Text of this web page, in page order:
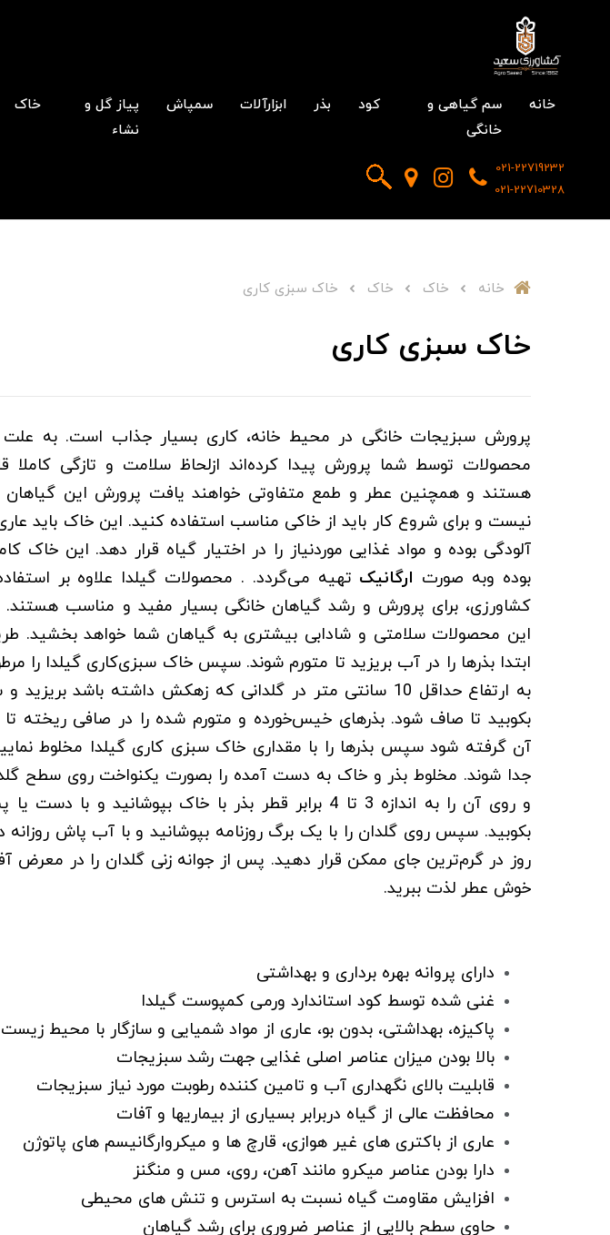
خانه
سم گیاهی و
خانگی
کود بذر ابزارآلات سمپاش
پیاز گل و
نشاء
خاک
021-22719232
021-22710328
خانه خاک خاک خاک سبزی کاری
خاک سبزی کاری
پرورش سبزیجات خانگی در محیط خانه، کاری بسیار جذاب است. به علت
محصولات توسط شما پرورش پیدا کرده‌اند ازلحاظ سلامت و تازگی کاملا
هستند و همچنین عطر و طمع متفاوتی خواهند یافت پرورش این
نیست و برای شروع کار باید از خاکی مناسب استفاده کنید. این خاک باید
آلودگی بوده و مواد غذایی موردنیاز را در اختیار گیاه قرار دهد. این خاک
بوده وبه صورت ارگانیک تهیه می‌گردد. . محصولات گیلدا علاوه بر
کشاورزی، برای پرورش و رشد گیاهان خانگی بسیار مفید و مناسب هستند.
این محصولات سلامتی و شادابی بیشتری به گیاهان شما خواهد بخشید.
ابتدا بذرها را در آب بریزید تا متورم شوند. سپس خاک سبزی‌کاری گیلدا را
به ارتفاع حداقل 10 سانتی‌ متر در گلدانی که زهکش داشته باشد
بکوبید تا صاف شود. بذرهای خیس‌خورده و متورم شده را در صافی ریخته
آن گرفته شود سپس بذرها را با مقداری خاک سبزی کاری گیلدا مخلوط
جدا شوند. مخلوط بذر و خاک به دست آمده را بصورت یکنواخت روی سطح
و روی آن را به اندازه 3 تا 4 برابر قطر بذر با خاک بپوشانید و با
بكوبيد. سپس روی گلدان را با يک برگ روزنامه بپوشانید و با آب پاش
روز در گرم‌ترین جای ممکن قرار دهید. پس از جوانه زنی گلدان را در معرض
خوش عطر لذت ببرید.
دارای پروانه بهره برداری و بهداشتی
غنی شده توسط کود استاندارد ورمی کمپوست گیلدا
پاکیزه، بهداشتی، بدون بو، عاری از مواد شمیایی و سازگار با محیط زیست
بالا بودن میزان عناصر اصلی غذایی جهت رشد سبزیجات
قابلیت بالای نگهداری آب و تامین کننده رطوبت مورد نیاز سبزیجات
محافظت عالی از گیاه دربرابر بسیاری از بیماریها و آفات
عاری از باکتری های غیر هوازی، قارچ ها و میکروارگانیسم های پاتوژن
دارا بودن عناصر میکرو مانند آهن، روی، مس و منگنز
افزایش مقاومت گیاه نسبت به استرس و تنش های محیطی
حاوی سطح بالایی از عناصر ضروری برای رشد گیاهان